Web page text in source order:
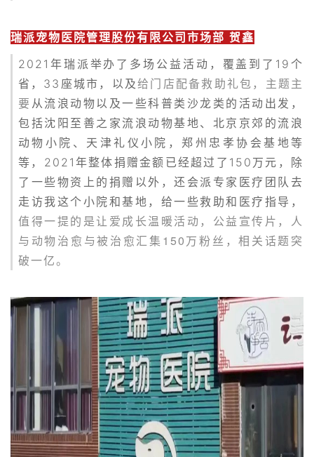
瑞派宠物医院管理股份有限公司市场部 贺鑫
2021年瑞派举办了多场公益活动，覆盖到了19个
省，33座城市，以及给门店配备救助礼包 ，主题主
要 从流浪动物以及一些科普类沙龙类的活动出发，
包括沈阳至善之家流浪动物基地、北京京郊的流浪
动物小院、天津礼仪小院，郑州忠孝协会基地等
等，2021年整体捐赠金额已经超过了150万元，除
了一些物资上的捐赠以外，还会派专家医疗团队去
走访我这个小院和基地，给一些救助和医疗指导，
值得一提的是让爱成长温暖活动，公益宣传片，人
与动物治愈与被治愈汇集150万粉丝，相关话题突
破一亿。